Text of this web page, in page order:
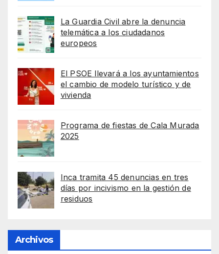
La Guardia Civil abre la denuncia
telemática a los ciudadanos
europeos
El PSOE llevará a los ayuntamientos
el cambio de modelo turístico y de
vivienda
Programa de fiestas de Cala Murada
2025
Inca tramita 45 denuncias en tres
días por incivismo en la gestión de
residuos
Archivos